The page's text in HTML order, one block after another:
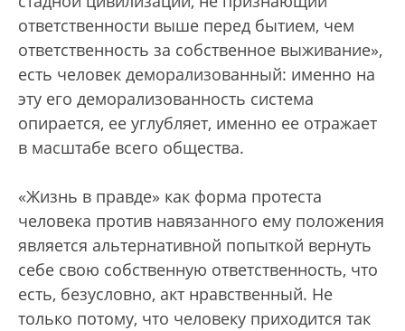
ответственности выше перед бытием, чем
ответственность за собственное выживание»,
есть человек деморализованный: именно на
эту его деморализованность система
опирается, ее углубляет, именно ее отражает
в масштабе всего общества.
«Жизнь в правде» как форма протеста
человека против навязанного ему положения
является альтернативной попыткой вернуть
себе свою собственную ответственность, что
есть, безусловно, акт нравственный. Не
только потому, что человеку приходится так